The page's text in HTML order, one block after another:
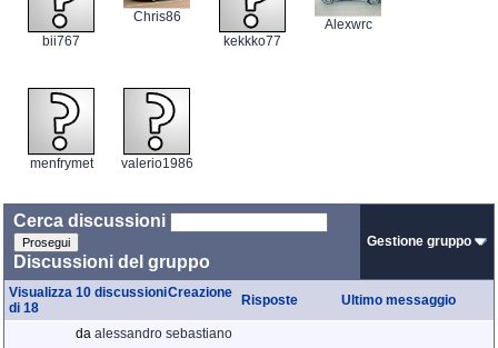
bii767
Chris86
kekkko77
Alexwrc
menfrymet valerio1986
Cerca discussioni
Discussioni del gruppo
Gestione gruppo
Creazione
Visualizza 10 discussioni
di 18
Risposte Ultimo messaggio
da alessandro sebastiano